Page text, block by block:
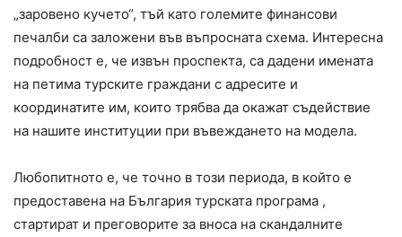
„заровено кучето“, тъй като големите финансови
печалби са заложени във въпросната схема. Интересна
подробност е, че извън проспекта, са дадени имената
на петима турските граждани с адресите и
координатите им, които трябва да окажат съдействие
на нашите институции при въвеждането на модела.
Любопитното е, че точно в този периода, в който е
предоставена на България турската програма ,
стартират и преговорите за вноса на скандалните